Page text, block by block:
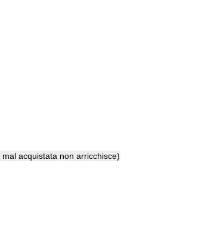
mal acquistata non arricchisce)